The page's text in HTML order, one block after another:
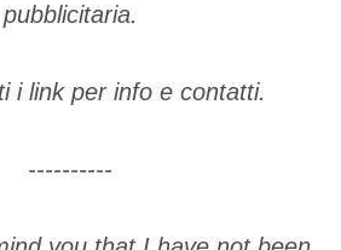
pubblicitaria.
i link per info e contatti.
----------